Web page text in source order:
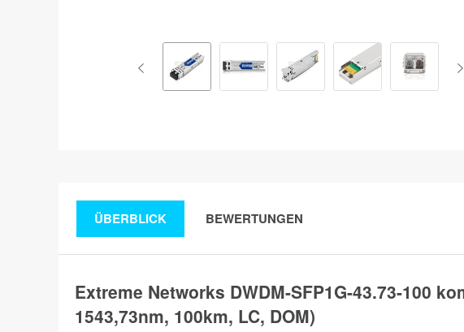
ÜBERBLICK BEWERTUNGEN
Extreme Networks DWDM-SFP1G-43.73-100
1543,73nm, 100km, LC, DOM)